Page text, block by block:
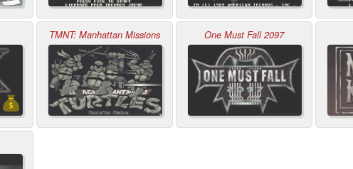
TMNT: Manhattan Missions One Must Fall 2097